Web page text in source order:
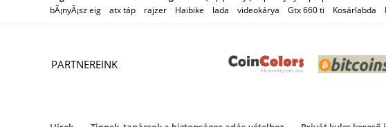
bÃ¡nyÃ¡sz eig
atx táp rajzer Haibike lada videokárya Gtx 660 ti Kosárlabda
PARTNEREINK